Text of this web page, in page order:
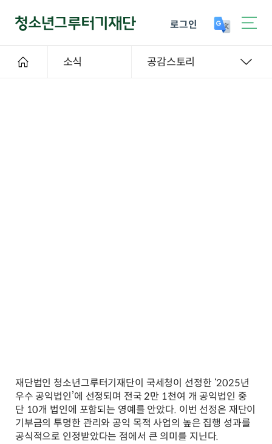
로그인
소식 공감스토리
재단법인 청소년그루터기재단이 국세청이 선정한 ‘2025년
우수 공익법인’에 선정되며 전국 2만 1천여 개 공익법인 중
단 10개 법인에 포함되는 영예를 안았다. 이번 선정은 재단이
기부금의 투명한 관리와 공익 목적 사업의 높은 집행 성과를
공식적으로 인정받았다는 점에서 큰 의미를 지닌다.